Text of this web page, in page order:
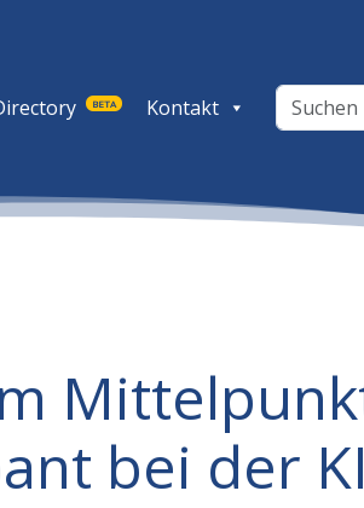
BETA Kontakt
bei der